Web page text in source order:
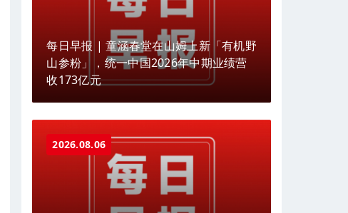
每日早报 | 童涵春堂在山姆上新「有机野
山参粉」，统一中国2026年中期业绩营
收173亿元
2026.08.06